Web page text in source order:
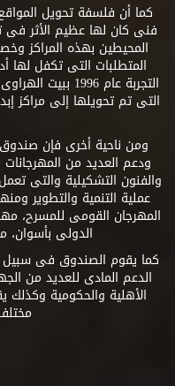
كما أن فلسفة تحويل المواقع
فنى كان لها عظيم الأثر فى
المحيطين بهذه المراكز
المتطلبات التى تكفل لها
التجربة عام
ومن ناحية أخرى فإن صندوق
ودعم العديد من
والفنون التشكيلية والتى
عملية التنمية والتطوير
المهرجان القومى للمسرح،
الدولى بأسوان،
كما يقوم الصندوق فى سبيل
الدعم المادى للعديد من
الأهلية والحكومية وكذلك